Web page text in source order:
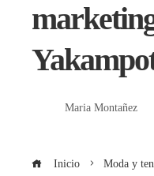
Maria Montañez
Inicio
Moda y